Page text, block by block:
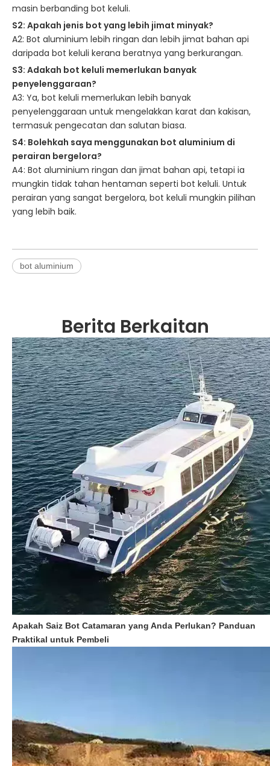
masin berbanding bot keluli.
S2: Apakah jenis bot yang lebih jimat minyak?
A2: Bot aluminium lebih ringan dan lebih jimat bahan api
daripada bot keluli kerana beratnya yang berkurangan.
S3: Adakah bot keluli memerlukan banyak
penyelenggaraan?
A3: Ya, bot keluli memerlukan lebih banyak
penyelenggaraan untuk mengelakkan karat dan kakisan,
termasuk pengecatan dan salutan biasa.
S4: Bolehkah saya menggunakan bot aluminium di
perairan bergelora?
A4: Bot aluminium ringan dan jimat bahan api, tetapi ia
mungkin tidak tahan hentaman seperti bot keluli. Untuk
perairan yang sangat bergelora, bot keluli mungkin pilihan
yang lebih baik.
bot aluminium
Berita Berkaitan
Apakah Saiz Bot Catamaran yang Anda Perlukan? Panduan
Praktikal untuk Pembeli